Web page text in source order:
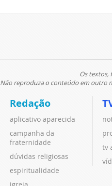
Os textos,
Não reproduza o conteúdo em outro
Redação
aplicativo aparecida
campanha da
fraternidade
dúvidas religiosas
espiritualidade
igreja
tv